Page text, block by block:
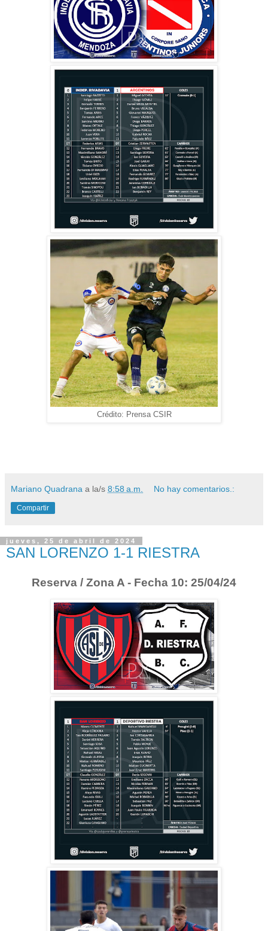
Crédito: Prensa CSIR
Mariano Quadrana a la/s 8:58 a.m. No hay comentarios.:
Compartir
jueves, 25 de abril de 2024
SAN LORENZO 1-1 RIESTRA
Reserva / Zona A - Fecha 10: 25/04/24